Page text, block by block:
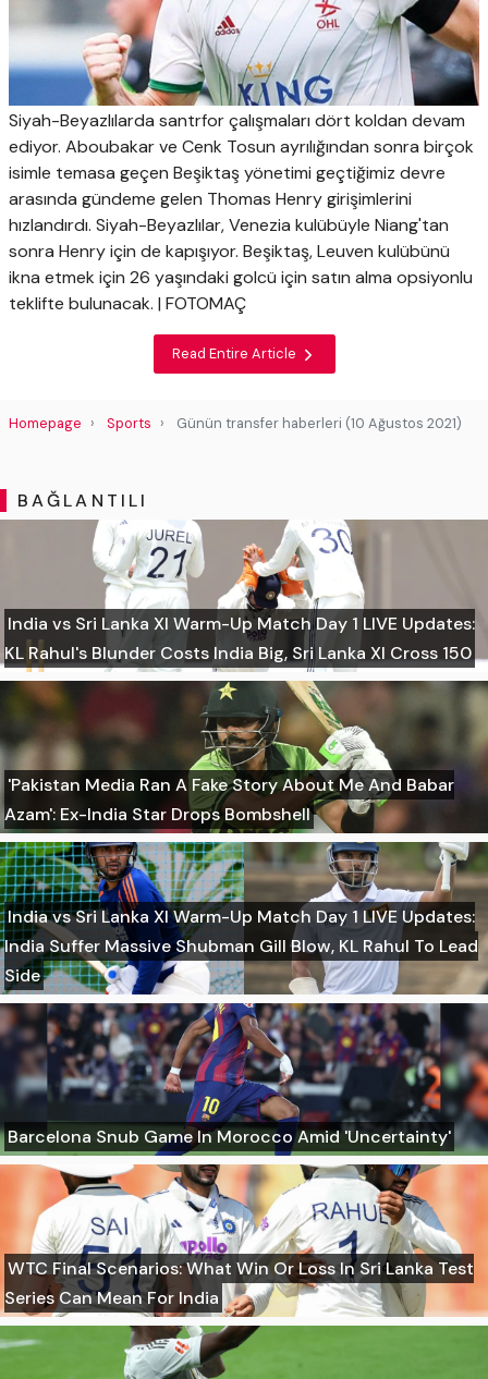
Siyah-Beyazlılarda santrfor çalışmaları dört koldan devam
ediyor. Aboubakar ve Cenk Tosun ayrılığından sonra birçok
isimle temasa geçen Beşiktaş yönetimi geçtiğimiz devre
arasında gündeme gelen Thomas Henry girişimlerini
hızlandırdı. Siyah-Beyazlılar, Venezia kulübüyle Niang'tan
sonra Henry için de kapışıyor. Beşiktaş, Leuven kulübünü
ikna etmek için 26 yaşındaki golcü için satın alma opsiyonlu
teklifte bulunacak. | FOTOMAÇ
Read Entire Article
Homepage Sports Günün transfer haberleri (10 Ağustos 2021)
BAĞLANTILI
India vs Sri Lanka XI Warm-Up Match Day 1 LIVE Updates:
KL Rahul's Blunder Costs India Big, Sri Lanka XI Cross 150
'Pakistan Media Ran A Fake Story About Me And Babar
Azam': Ex-India Star Drops Bombshell
India vs Sri Lanka XI Warm-Up Match Day 1 LIVE Updates:
India Suffer Massive Shubman Gill Blow, KL Rahul To Lead
Side
Barcelona Snub Game In Morocco Amid 'Uncertainty'
WTC Final Scenarios: What Win Or Loss In Sri Lanka Test
Series Can Mean For India